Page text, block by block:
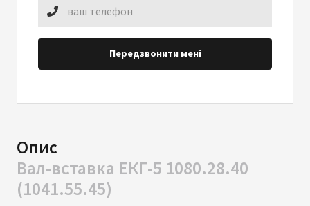
Передзвонити мені
Опис
Вал-вставка ЕКГ-5 1080.28.40
(1041.55.45)